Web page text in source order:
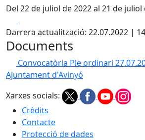
Del 22 de juliol de 2022 al 21 de juliol
Darrera actualització: 22.07.2022 |
Documents
Convocatòria Ple ordinari
Ajuntament d'Avinyó
Xarxes socials:
Crèdits
Contacte
Protecció de dades